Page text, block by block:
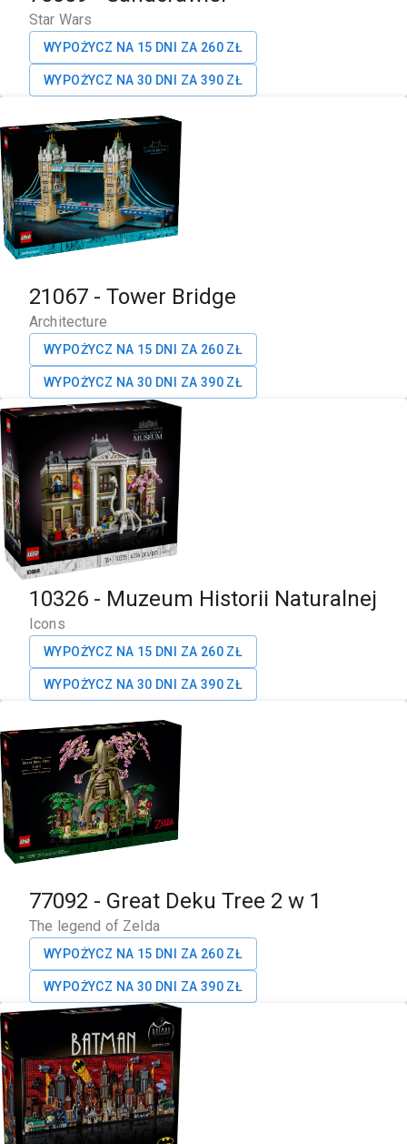
Star Wars
WYPOŻYCZ NA 15 DNI ZA 260 ZŁ
WYPOŻYCZ NA 30 DNI ZA 390 ZŁ
21067 - Tower Bridge
Architecture
WYPOŻYCZ NA 15 DNI ZA 260 ZŁ
WYPOŻYCZ NA 30 DNI ZA 390 ZŁ
10326 - Muzeum Historii Naturalnej
Icons
WYPOŻYCZ NA 15 DNI ZA 260 ZŁ
WYPOŻYCZ NA 30 DNI ZA 390 ZŁ
77092 - Great Deku Tree 2 w 1
The legend of Zelda
WYPOŻYCZ NA 15 DNI ZA 260 ZŁ
WYPOŻYCZ NA 30 DNI ZA 390 ZŁ